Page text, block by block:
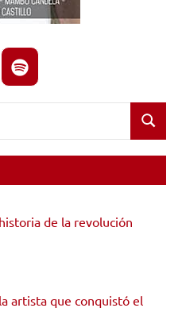
spotify
Buscar
de la revolución
artista que conquistó el